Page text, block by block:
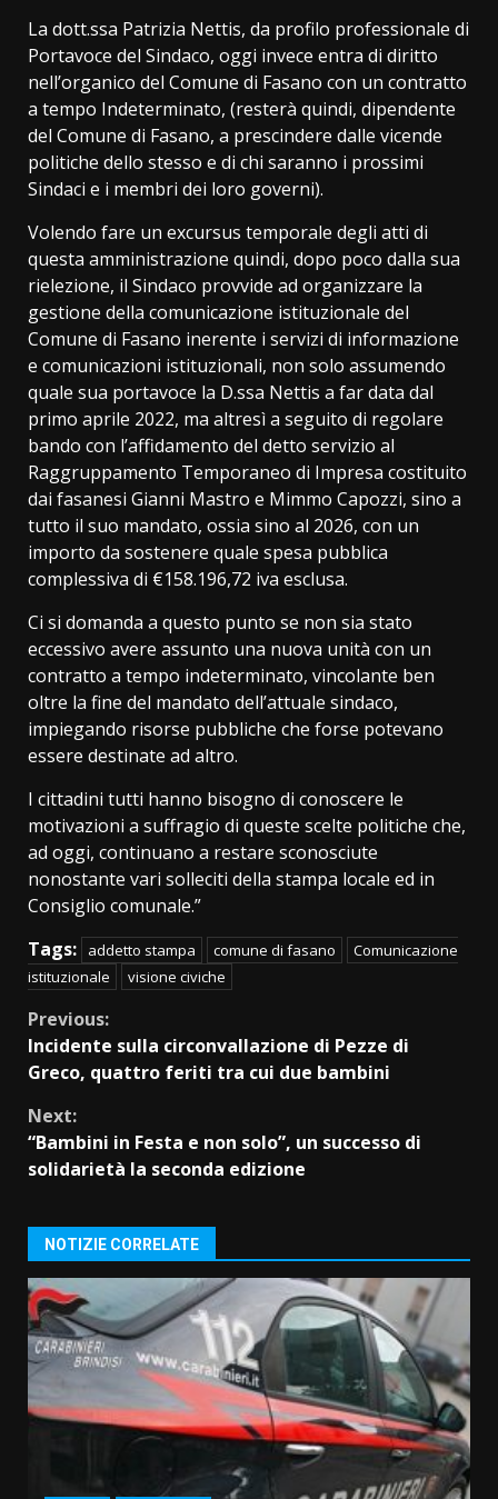
La dott.ssa Patrizia Nettis, da profilo professionale di
Portavoce del Sindaco, oggi invece entra di diritto
nell’organico del Comune di Fasano con un contratto
a tempo Indeterminato, (resterà quindi, dipendente
del Comune di Fasano, a prescindere dalle vicende
politiche dello stesso e di chi saranno i prossimi
Sindaci e i membri dei loro governi).
Volendo fare un excursus temporale degli atti di
questa amministrazione quindi, dopo poco dalla sua
rielezione, il Sindaco provvide ad organizzare la
gestione della comunicazione istituzionale del
Comune di Fasano inerente i servizi di informazione
e comunicazioni istituzionali, non solo assumendo
quale sua portavoce la D.ssa Nettis a far data dal
primo aprile 2022, ma altresì a seguito di regolare
bando con l’affidamento del detto servizio al
Raggruppamento Temporaneo di Impresa costituito
dai fasanesi Gianni Mastro e Mimmo Capozzi, sino a
tutto il suo mandato, ossia sino al 2026, con un
importo da sostenere quale spesa pubblica
complessiva di €158.196,72 iva esclusa.
Ci si domanda a questo punto se non sia stato
eccessivo avere assunto una nuova unità con un
contratto a tempo indeterminato, vincolante ben
oltre la fine del mandato dell’attuale sindaco,
impiegando risorse pubbliche che forse potevano
essere destinate ad altro.
I cittadini tutti hanno bisogno di conoscere le
motivazioni a suffragio di queste scelte politiche che,
ad oggi, continuano a restare sconosciute
nonostante vari solleciti della stampa locale ed in
Consiglio comunale.”
Tags:
addetto stampa comune di fasano
Comunicazione
istituzionale
visione civiche
Continue
Reading
Previous:
Incidente sulla circonvallazione di Pezze di
Greco, quattro feriti tra cui due bambini
Next:
“Bambini in Festa e non solo”, un successo di
solidarietà la seconda edizione
NOTIZIE CORRELATE